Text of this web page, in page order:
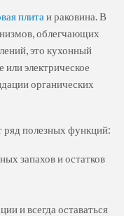
плита и раковина. В
облегчающих
это кухонный
электрическое
органических
ряд полезных функций:
запахов и остатков
и всегда оставаться